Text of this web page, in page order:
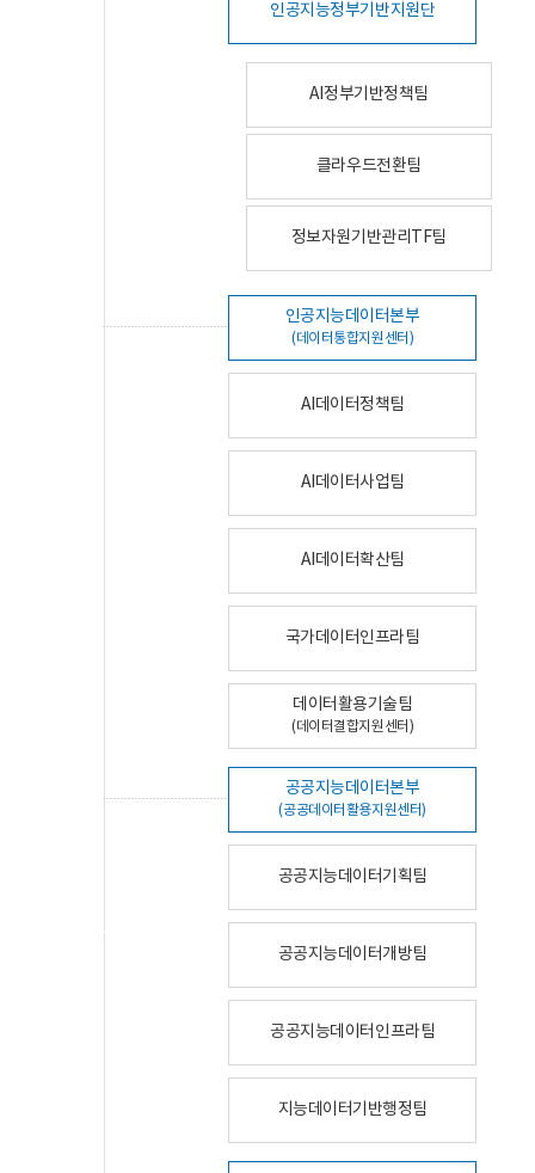
인공지능정부기반지원단
AI정부기반정책팀
클라우드전환팀
정보자원기반관리TF팀
인공지능데이터본부
(데이터통합지원센터)
AI데이터정책팀
AI데이터사업팀
AI데이터확산팀
국가데이터인프라팀
데이터활용기술팀
(데이터결합지원센터)
공공지능데이터본부
(공공데이터활용지원센터)
공공지능데이터기획팀
공공지능데이터개방팀
공공지능데이터인프라팀
지능데이터기반행정팀